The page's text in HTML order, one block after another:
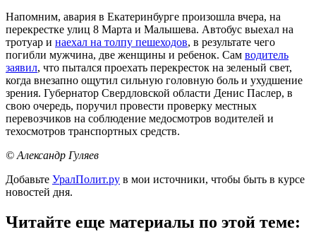
Напомним, авария в Екатеринбурге произошла вчера, на
перекрестке улиц 8 Марта и Малышева. Автобус выехал на
тротуар и наехал на толпу пешеходов, в результате чего
погибли мужчина, две женщины и ребенок. Сам водитель
заявил, что пытался проехать перекресток на зеленый свет,
когда внезапно ощутил сильную головную боль и ухудшение
зрения. Губернатор Свердловской области Денис Паслер, в
свою очередь, поручил провести проверку местных
перевозчиков на соблюдение медосмотров водителей и
техосмотров транспортных средств.
© Александр Гуляев
Добавьте УралПолит.ру в мои источники, чтобы быть в курсе
новостей дня.
Читайте еще материалы по этой теме: